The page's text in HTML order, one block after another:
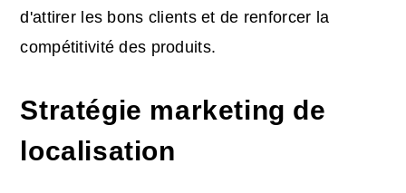
d'attirer les bons clients et de renforcer la
compétitivité des produits.
Stratégie marketing de
localisation